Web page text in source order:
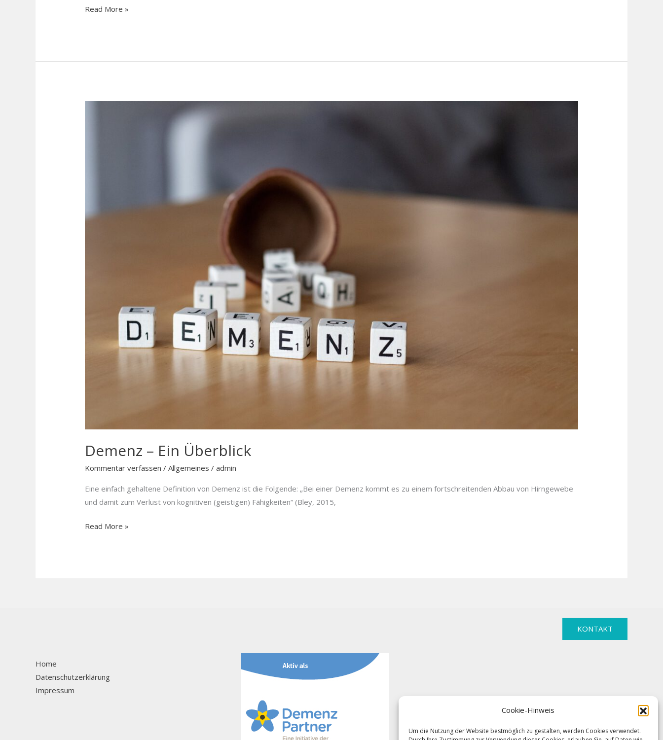
Cookie-Hinweis
Um die Nutzung der Website bestmöglich zu gestalten, werden Cookies verwendet.
Read More »
Demenz – Ein Überblick
Kommentar verfassen /Allgemeines /admin
Eine einfach gehaltene Definition von Demenz ist die Folgende: „Bei einer Demenz kommt es zu einem fortschreitenden Abbau von Hirngewebe
und damit zum Verlust von kognitiven (geistigen) Fähigkeiten“ (Bley, 2015,
Read More »
Home
Datenschutzerklärung
Impressum
KONTAKT